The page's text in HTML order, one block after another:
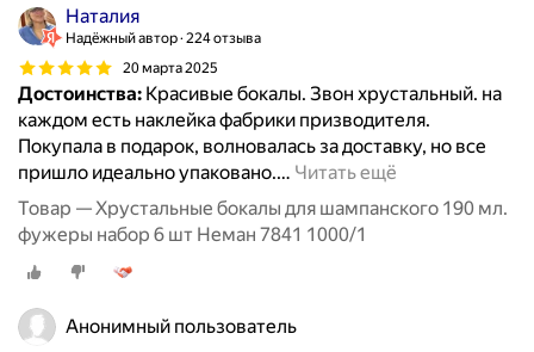
Наталия
Надёжный автор 224 отзыва
20 марта 2025
Достоинства: Красивые бокалы. Звон хрустальный. на
каждом есть наклейка фабрики призводителя.
Покупала в подарок, волновалась за доставку, но все
пришло идеально упаковано.… Читать ещё
Товар — Хрустальные бокалы для шампанского 190 мл.
фужеры набор 6 шт Неман 7841 1000/1
Анонимный пользователь